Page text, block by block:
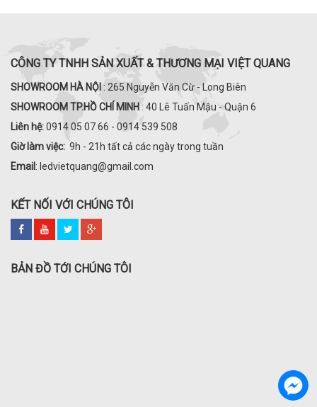
CÔNG TY TNHH SẢN XUẤT & THƯƠNG MẠI VIỆT QUANG
SHOWROOM HÀ NỘI : 265 Nguyễn Văn Cừ - Long Biên
SHOWROOM TP.HỒ CHÍ MINH : 40 Lê Tuấn Mậu - Quận 6
Liên hệ:0914 05 07 66 - 0914 539 508
Giờ làm việc: 9h - 21h tất cả các ngày trong tuần
Email : ledvietquang@gmail.com
KẾT NỐI VỚI CHÚNG TÔI
BẢN ĐỒ TỚI CHÚNG TÔI